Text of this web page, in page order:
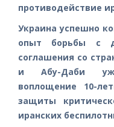
противодействие
Украина успешно
опыт борьбы с
соглашения со
и Абу-Даби
воплощение 10-
защиты
иранских